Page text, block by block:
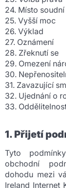
24. Místo
25. Vyšší moc
26. Výklad
27. Oznámení
28. Zřeknutí se
29. Omezení
30.
31. Zavazující
32. Ujednání o
33.
1. Přijetí
Tyto
obchodní
dohodu mezi
Ireland Internet